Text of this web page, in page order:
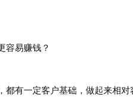
易赚钱？
有一定客户基础，做起来相对